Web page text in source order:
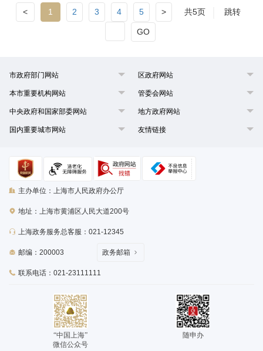
< 1 2 3 4 5 > 共5页 跳转
GO
市政府部门网站 区政府网站
本市重要机构网站 管委会网站
中央政府和国家部委网站 地方政府网站
国内重要城市网站 友情链接
主办单位：上海市人民政府办公厅
地址：上海市黄浦区人民大道200号
上海政务服务总客服：021-12345
邮编：200003
联系电话：021-23111111
政务邮箱
“中国上海”
微信公众号
随申办